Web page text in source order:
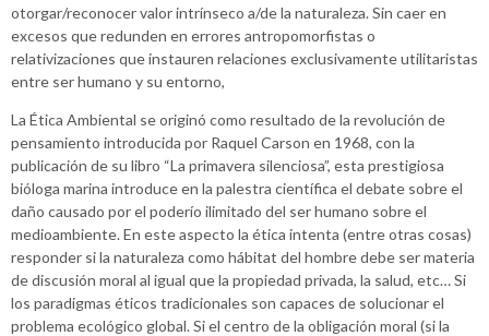
otorgar/reconocer valor intrínseco a/de la naturaleza. Sin caer en
excesos que redunden en errores antropomorfistas o
relativizaciones que instauren relaciones exclusivamente utilitaristas
entre ser humano y su entorno,
La Ética Ambiental se originó como resultado de la revolución de
pensamiento introducida por Raquel Carson en 1968, con la
publicación de su libro “La primavera silenciosa”, esta prestigiosa
bióloga marina introduce en la palestra científica el debate sobre el
daño causado por el poderío ilimitado del ser humano sobre el
medioambiente. En este aspecto la ética intenta (entre otras cosas)
responder si la naturaleza como hábitat del hombre debe ser materia
de discusión moral al igual que la propiedad privada, la salud, etc… Si
los paradigmas éticos tradicionales son capaces de solucionar el
problema ecológico global. Si el centro de la obligación moral (si la